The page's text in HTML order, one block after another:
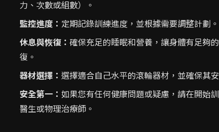
力、次數或組數）。
監控進度： 定期記錄訓練進度，並根據需要調整計劃。
休息與恢復： 確保充足的睡眠和營養，讓身體有足夠
復。
器材選擇： 選擇適合自己水平的滾輪器材，並確保其
安全第一： 如果您有任何健康問題或疑慮，請在開始
醫生或物理治療師。